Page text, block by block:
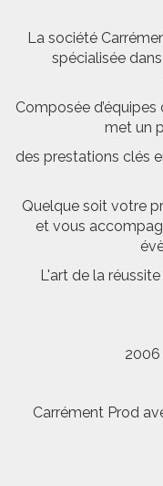
La société
spécialisée
Composée
met un
des prestations clés
Quelque soit votre
et vous
L'art de la
Carrément Prod